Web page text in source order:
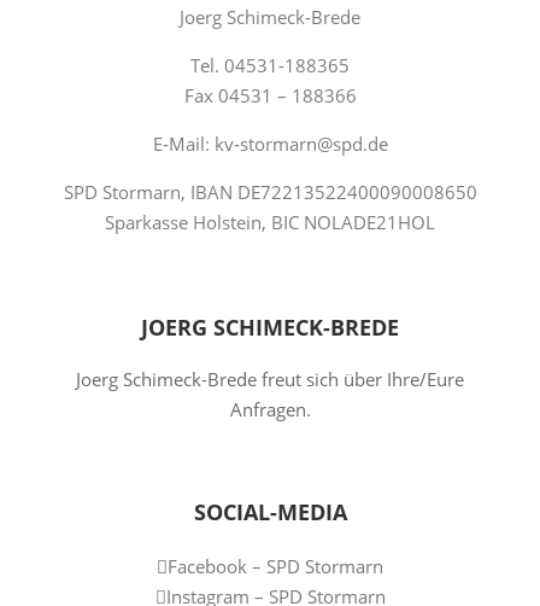
Joerg Schimeck-Brede
Tel. 04531-188365
Fax 04531 – 188366
E-Mail: kv-stormarn@spd.de
SPD Stormarn, IBAN DE72213522400090008650
Sparkasse Holstein, BIC NOLADE21HOL
JOERG SCHIMECK-BREDE
Joerg Schimeck-Brede freut sich über Ihre/Eure
Anfragen.
SOCIAL-MEDIA
Facebook – SPD Stormarn
Instagram – SPD Stormarn